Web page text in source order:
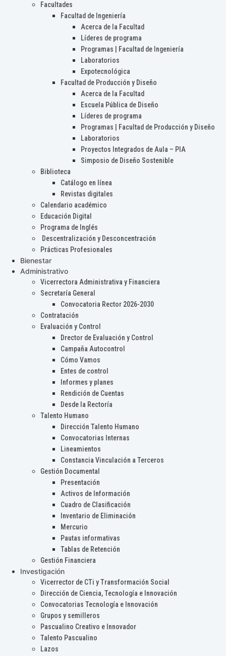
Facultades
Facultad de Ingeniería
Acerca de la Facultad
Líderes de programa
Programas | Facultad de Ingeniería
Laboratorios
Expotecnológica
Facultad de Producción y Diseño
Acerca de la Facultad
Escuela Pública de Diseño
Líderes de programa
Programas | Facultad de Producción y Diseño
Laboratorios
Proyectos Integrados de Aula – PIA
Simposio de Diseño Sostenible
Biblioteca
Catálogo en línea
Revistas digitales
Calendario académico
Educación Digital
Programa de Inglés
Descentralización y Desconcentración
Prácticas Profesionales
Bienestar
Administrativo
Vicerrectora Administrativa y Financiera
Secretaría General
Convocatoria Rector 2026-2030
Contratación
Evaluación y Control
Drector de Evaluación y Control
Campaña Autocontrol
Cómo Vamos
Entes de control
Informes y planes
Rendición de Cuentas
Desde la Rectoría
Talento Humano
Dirección Talento Humano
Convocatorias Internas
Lineamientos
Constancia Vinculación a Terceros
Gestión Documental
Presentación
Activos de Información
Cuadro de Clasificación
Inventario de Eliminación
Mercurio
Pautas informativas
Tablas de Retención
Gestión Financiera
Investigación
Vicerrector de CTi y Transformación Social
Dirección de Ciencia, Tecnología e Innovación
Convocatorias Tecnología e Innovación
Grupos y semilleros
Pascualino Creativo e Innovador
Talento Pascualino
Lazos